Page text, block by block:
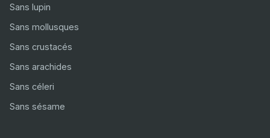
Sans lupin
Sans mollusques
Sans crustacés
Sans arachides
Sans céleri
Sans sésame